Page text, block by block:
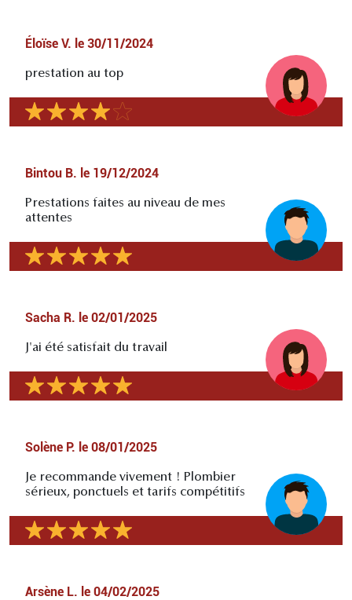
Éloïse V. le 30/11/2024
prestation au top
Bintou B. le 19/12/2024
Prestations faites au niveau de mes
attentes
Sacha R. le 02/01/2025
J'ai été satisfait du travail
Solène P. le 08/01/2025
Je recommande vivement ! Plombier
sérieux, ponctuels et tarifs compétitifs
Arsène L. le 04/02/2025